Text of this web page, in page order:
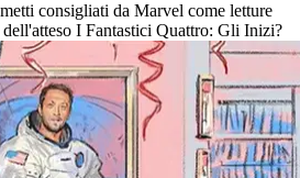
consigliati da Marvel come letture
I Fantastici Quattro: Gli Inizi?